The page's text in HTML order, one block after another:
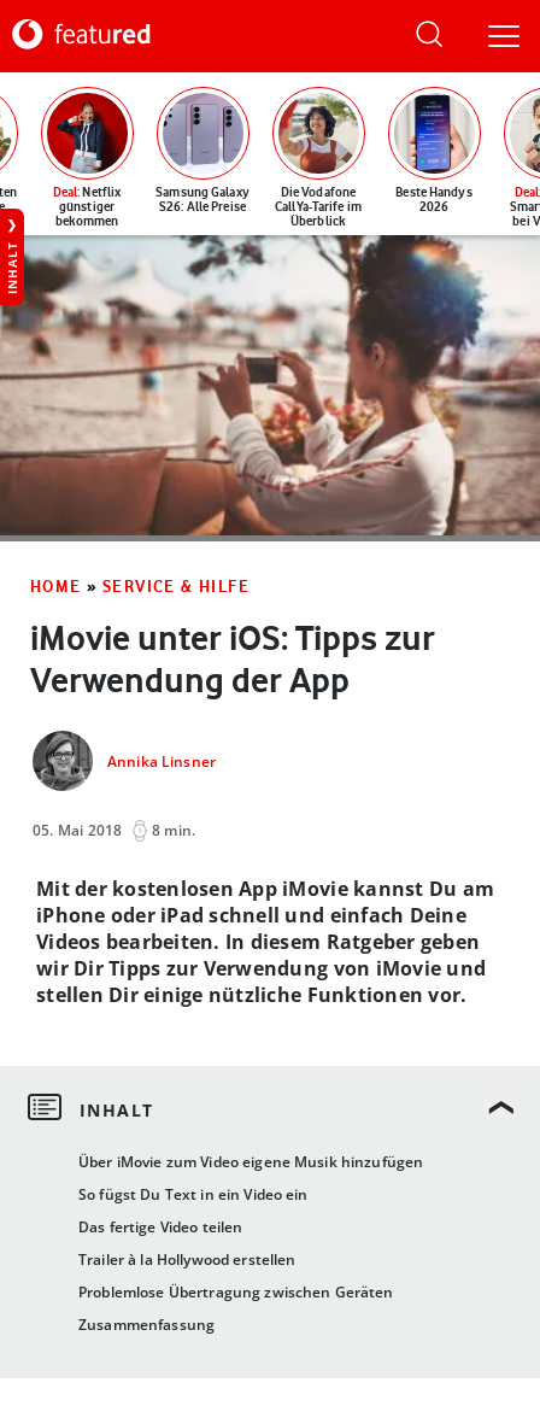
Deal: Netflix
günstiger
bekommen
Samsung Galaxy
S26: Alle Preise
Die Vodafone
CallYa-Tarife im
Überblick
Beste Handys
2026
Deal
bei
INHALT
HOME » SERVICE & HILFE
iMovie unter iOS: Tipps zur
Verwendung der App
Annika Linsner
05. Mai 2018 8 min.
Über iMovie zum Video eigene Musik hinzufügen
So fügst Du Text in ein Video ein
Das fertige Video teilen
Trailer à la Hollywood erstellen
Problemlose Übertragung zwischen Geräten
Zusammenfassung
Mit der kostenlosen App iMovie kannst Du am
iPhone oder iPad schnell und einfach Deine
Videos bearbeiten. In diesem Ratgeber geben
wir Dir Tipps zur Verwendung von iMovie und
stellen Dir einige nützliche Funktionen vor.